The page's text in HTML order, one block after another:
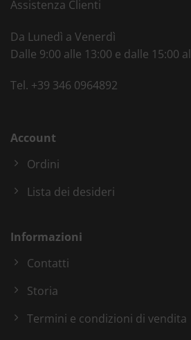
Assistenza Clienti
Da Lunedì a Venerdì
Dalle 9:00 alle 13:00 e dalle 15:00
Tel. +39 346 0964892
Account
Ordini
Lista dei desideri
Informazioni
Contatti
Storia
Termini e condizioni di vendita